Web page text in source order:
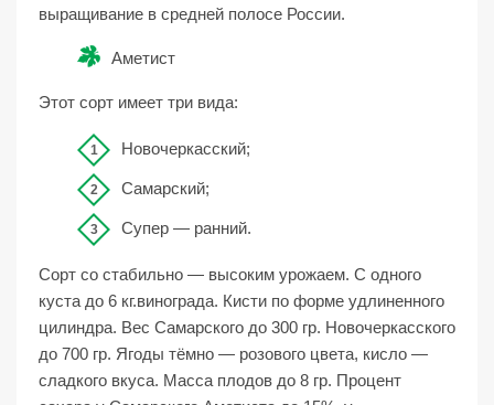
выращивание в средней полосе России.
Аметист
Этот сорт имеет три вида:
Новочеркасский;
Самарский;
Супер — ранний.
Сорт со стабильно — высоким урожаем. С одного
куста до 6 кг.винограда. Кисти по форме удлиненного
цилиндра. Вес Самарского до 300 гр. Новочеркасского
до 700 гр. Ягоды тёмно — розового цвета, кисло —
сладкого вкуса. Масса плодов до 8 гр. Процент